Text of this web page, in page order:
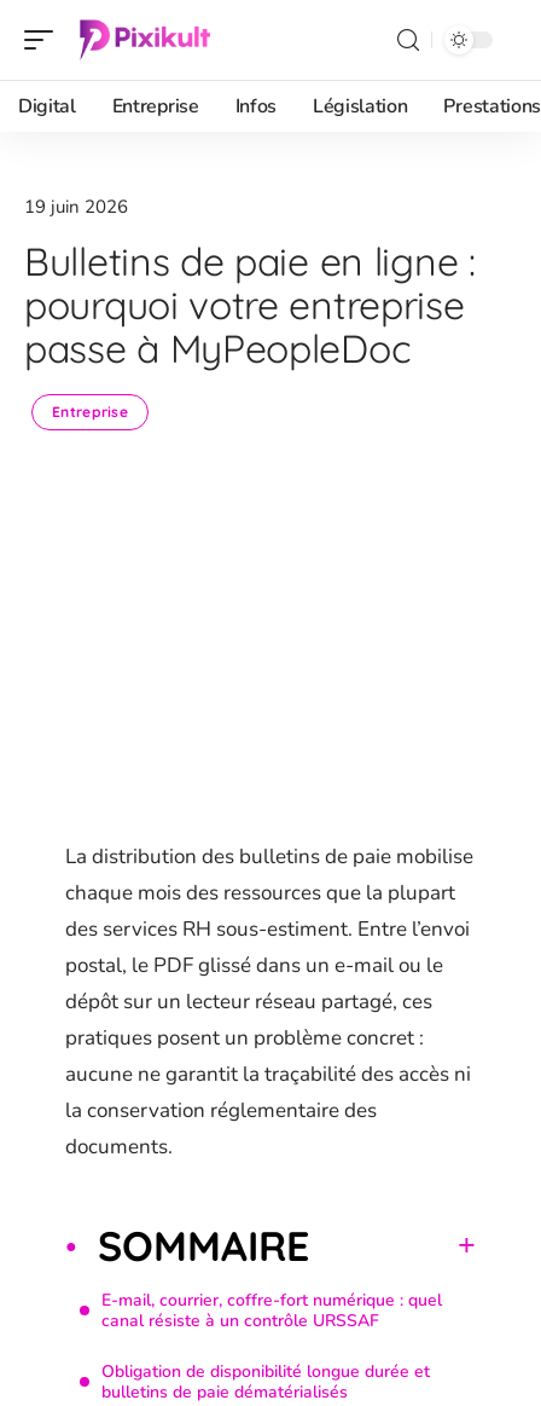
Digital Entreprise Infos Législation Prestations
19 juin 2026
Bulletins de paie en ligne :
pourquoi votre entreprise
passe à MyPeopleDoc
Entreprise
La distribution des bulletins de paie mobilise
chaque mois des ressources que la plupart
des services RH sous-estiment. Entre l’envoi
postal, le PDF glissé dans un e-mail ou le
dépôt sur un lecteur réseau partagé, ces
pratiques posent un problème concret :
aucune ne garantit la traçabilité des accès ni
la conservation réglementaire des
documents.
SOMMAIRE
E-mail, courrier, coffre-fort numérique : quel
canal résiste à un contrôle URSSAF
Obligation de disponibilité longue durée et
bulletins de paie dématérialisés